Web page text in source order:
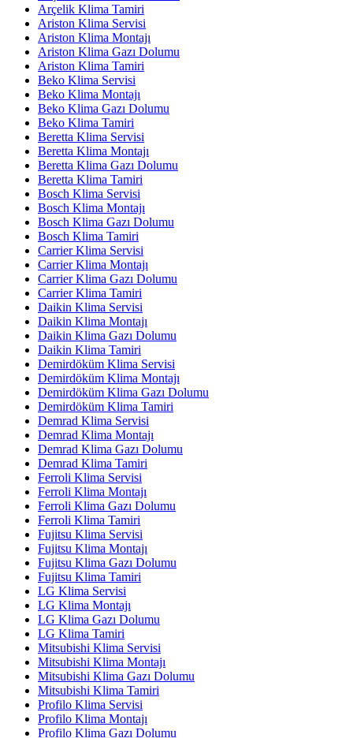
Arçelik Klima Tamiri
Ariston Klima Servisi
Ariston Klima Montajı
Ariston Klima Gazı Dolumu
Ariston Klima Tamiri
Beko Klima Servisi
Beko Klima Montajı
Beko Klima Gazı Dolumu
Beko Klima Tamiri
Beretta Klima Servisi
Beretta Klima Montajı
Beretta Klima Gazı Dolumu
Beretta Klima Tamiri
Bosch Klima Servisi
Bosch Klima Montajı
Bosch Klima Gazı Dolumu
Bosch Klima Tamiri
Carrier Klima Servisi
Carrier Klima Montajı
Carrier Klima Gazı Dolumu
Carrier Klima Tamiri
Daikin Klima Servisi
Daikin Klima Montajı
Daikin Klima Gazı Dolumu
Daikin Klima Tamiri
Demirdöküm Klima Servisi
Demirdöküm Klima Montajı
Demirdöküm Klima Gazı Dolumu
Demirdöküm Klima Tamiri
Demrad Klima Servisi
Demrad Klima Montajı
Demrad Klima Gazı Dolumu
Demrad Klima Tamiri
Ferroli Klima Servisi
Ferroli Klima Montajı
Ferroli Klima Gazı Dolumu
Ferroli Klima Tamiri
Fujitsu Klima Servisi
Fujitsu Klima Montajı
Fujitsu Klima Gazı Dolumu
Fujitsu Klima Tamiri
LG Klima Servisi
LG Klima Montajı
LG Klima Gazı Dolumu
LG Klima Tamiri
Mitsubishi Klima Servisi
Mitsubishi Klima Montajı
Mitsubishi Klima Gazı Dolumu
Mitsubishi Klima Tamiri
Profilo Klima Servisi
Profilo Klima Montajı
Profilo Klima Gazı Dolumu